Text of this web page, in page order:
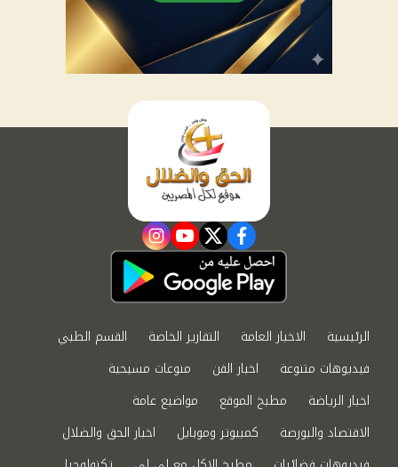
facebook
twitter
youtube
instagram
الرئيسية الاخبار العامة التقارير الخاصة
القسم الطبي
فيديوهات متنوعة
اخبار الفن
منوعات مسيحية
اخبار الرياضة
مطبخ الموقع
مواضيع عامة
الاقتصاد والبورصة
كمبيوتر وموبايل
اخبار الحق والضلال